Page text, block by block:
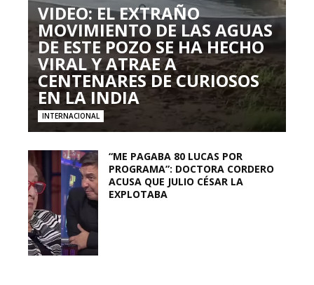
VIDEO: EL EXTRAÑO
MOVIMIENTO DE LAS AGUAS
DE ESTE POZO SE HA HECHO
VIRAL Y ATRAE A
CENTENARES DE CURIOSOS
EN LA INDIA
INTERNACIONAL
“ME PAGABA 80 LUCAS POR
PROGRAMA”: DOCTORA CORDERO
ACUSA QUE JULIO CÉSAR LA
EXPLOTABA